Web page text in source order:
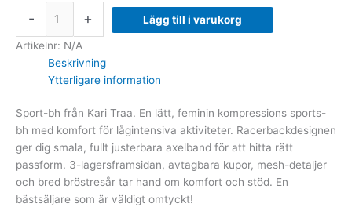
- + Lägg till i varukorg
Artikelnr: N/A
Beskrivning
Ytterligare information
Sport-bh från Kari Traa. En lätt, feminin kompressions sports-
bh med komfort för lågintensiva aktiviteter. Racerbackdesignen
ger dig smala, fullt justerbara axelband för att hitta rätt
passform. 3-lagersframsidan, avtagbara kupor, mesh-detaljer
och bred bröstresår tar hand om komfort och stöd. En
bästsäljare som är väldigt omtyckt!